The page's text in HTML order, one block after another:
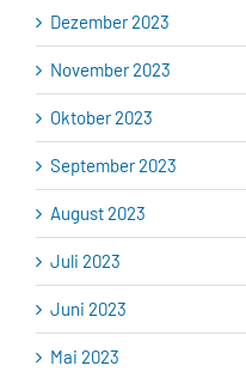
Dezember 2023
November 2023
Oktober 2023
September 2023
August 2023
Juli 2023
Juni 2023
Mai 2023